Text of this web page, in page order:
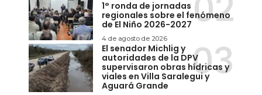
1° ronda de jornadas
regionales sobre el fenómeno
de El Niño 2026-2027
4 de agosto de 2026
El senador Michlig y
autoridades de la DPV
supervisaron obras hídricas y
viales en Villa Saralegui y
Aguará Grande